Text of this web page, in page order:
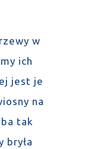
w
ich
jest je
na
tak
bryła